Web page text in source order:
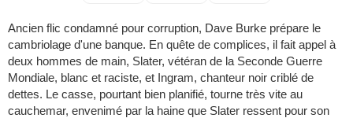
Ancien flic condamné pour corruption, Dave Burke prépare le
cambriolage d'une banque. En quête de complices, il fait appel à
deux hommes de main, Slater, vétéran de la Seconde Guerre
Mondiale, blanc et raciste, et Ingram, chanteur noir criblé de
dettes. Le casse, pourtant bien planifié, tourne très vite au
cauchemar, envenimé par la haine que Slater ressent pour son